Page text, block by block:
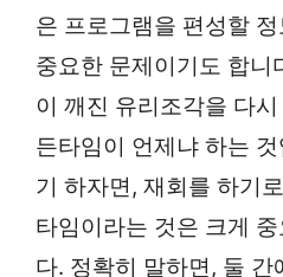
은 프로그램을 편성할
중요한 문제이기도 합니
이 깨진 유리조각을 다
든타임이 언제냐 하는
기 하자면, 재회를 하기
타임이라는 것은 크게
다. 정확히 말하면, 둘 간